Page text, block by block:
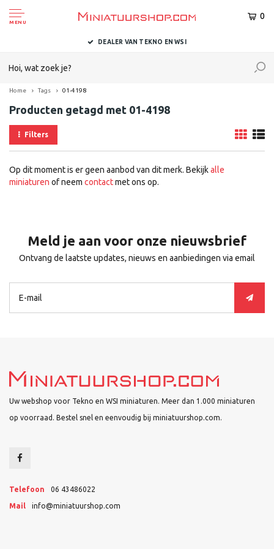
MENU
0
DEALER VAN TEKNO EN WSI
Home Tags 01-4198
Producten getagd met 01-4198
Filters
Op dit moment is er geen aanbod van dit merk. Bekijkalle
miniaturen of neem contactmet ons op.
Meld je aan voor onze nieuwsbrief
Ontvang de laatste updates, nieuws en aanbiedingen via email
Uw webshop voor Tekno en WSI miniaturen. Meer dan 1.000 miniaturen
op voorraad. Bestel snel en eenvoudig bij miniatuurshop.com.
Telefoon 06 43486022
Mail info@miniatuurshop.com